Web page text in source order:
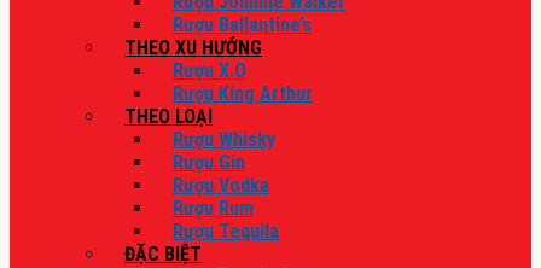
Rượu Ballantine’s
THEO XU HƯỚNG
Rượu X.O
Rượu King Arthur
THEO LOẠI
Rượu Whisky
Rượu Gin
Rượu Vodka
Rượu Rum
Rượu Tequila
ĐẶC BIỆT